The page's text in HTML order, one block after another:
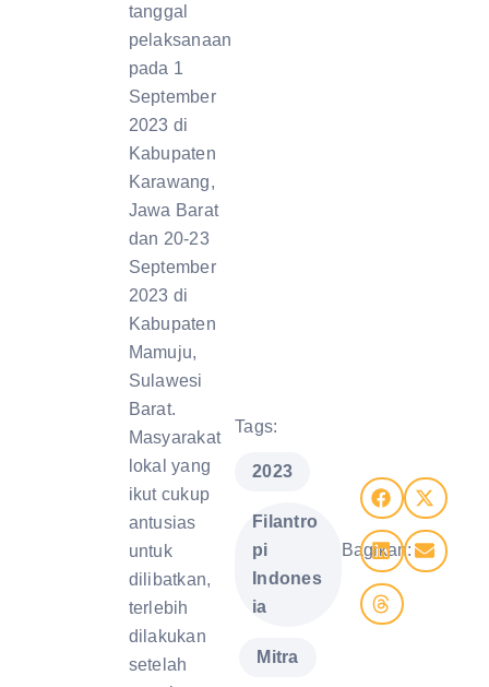
tanggal
pelaksanaan
pada 1
September
2023 di
Kabupaten
Karawang,
Jawa Barat
dan 20-23
September
2023 di
Kabupaten
Mamuju,
Sulawesi
Barat.
Masyarakat
lokal yang
ikut cukup
antusias
untuk
dilibatkan,
terlebih
dilakukan
setelah
Tags:
2023
Filantro
pi
Indones
ia
Mitra
Bagikan: